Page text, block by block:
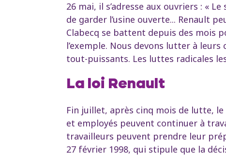
26 mai, il s’adresse aux ouvriers : «
de garder l’usine ouverte... Renault
Clabecq se battent depuis des mois
l’exemple. Nous devons lutter à
tout-puissants. Les luttes radicales
La loi Renault
Fin juillet, après cinq mois de lutte,
et employés peuvent continuer à
travailleurs peuvent prendre leur
27 février 1998, qui stipule que la